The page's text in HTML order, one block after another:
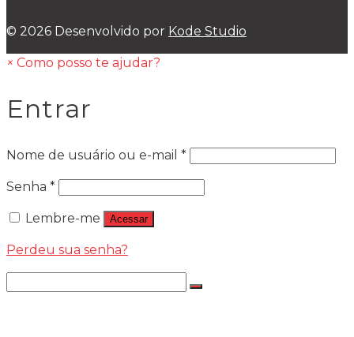
© 2026 Desenvolvido por Kode Studio
× Como posso te ajudar?
Entrar
Nome de usuário ou e-mail *
Senha *
Lembre-me Acessar
Perdeu sua senha?